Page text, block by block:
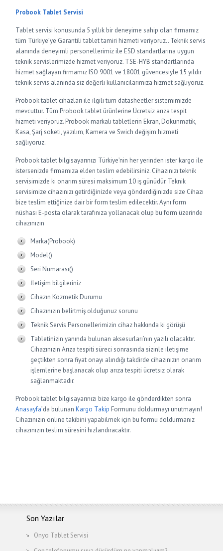
Probook Tablet Servisi
Tablet servisi konusunda 5 yıllık bir deneyime sahip olan firmamız
tüm Türkiye’ye Garantili tablet tamiri hizmeti veriyoruz.. Teknik servis
alanında deneyimli personellerimiz ile ESD standartlarına uygun
teknik servislerimizde hizmet veriyoruz. TSE-HYB standartlarında
hizmet sağlayan firmamız ISO 9001 ve 18001 güvencesiyle 15 yıldır
teknik servis alanında siz değerli kullanıcılarımıza hizmet sağlıyoruz.
Probook tablet cihazları ile ilgili tüm datasheetler sistemimizde
mevcuttur. Tüm Probook tablet ürünlerine Ücretsiz arıza tespit
hizmeti veriyoruz. Probook markalı tabletlerin Ekran, Dokunmatik,
Kasa, Şarj soketi, yazılım, Kamera ve Swich değişim hizmeti
sağlıyoruz.
Probook tablet bilgisayarınızı Türkiye’nin her yerinden ister kargo ile
istersenizde firmamıza elden teslim edebilirsiniz. Cihazınızı teknik
servisimizde ki onarım süresi maksimum 10 iş günüdür. Teknik
servisimize cihazınızı getirdiğinizde veya gönderdiğinizde size Cihazı
bize teslim ettiğinize dair bir form teslim edilecektir. Aynı form
nüshası E-posta olarak tarafınıza yollanacak olup bu form üzerinde
cihazınızın
Marka(Probook)
Model()
Seri Numarası()
İletişim bilgileriniz
Cihazın Kozmetik Durumu
Cihazınızın belirtmiş olduğunuz sorunu
Teknik Servis Personellerimizin cihaz hakkında ki görüşü
Tabletinizin yanında bulunan aksesurları’nın yazılı olacaktır.
Cihazınızın Arıza tespiti süreci sonrasında sizinle iletişime
geçtikten sonra fiyat onayı alındığı takdirde cihazınızın onarım
işlemlerine başlanacak olup arıza tespiti ücretsiz olarak
sağlanmaktadır.
Probook tablet bilgisayarınızı bize kargo ile gönderdikten sonra
Anasayfa’da bulunanKargo Takip Formunu doldurmayı unutmayın!
Cihazınızın online takibini yapabilmek için bu formu doldurmanız
cihazınızın teslim süresini hızlandıracaktır.
Son Yazılar
Onyo Tablet Servisi